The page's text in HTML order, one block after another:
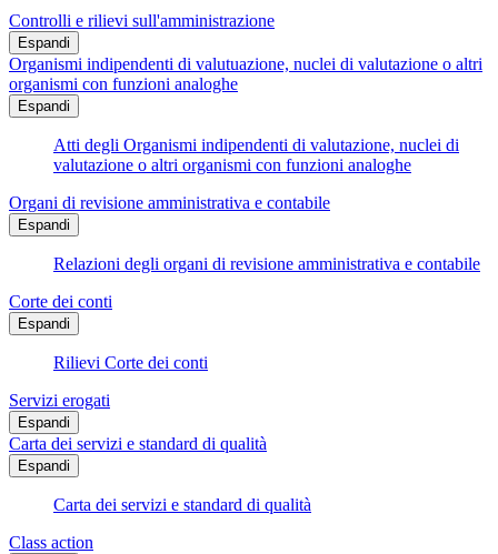
Controlli e rilievi sull'amministrazione
Espandi
Organismi indipendenti di valutuazione, nuclei di valutazione o altri
organismi con funzioni analoghe
Espandi
Atti degli Organismi indipendenti di valutazione, nuclei di
valutazione o altri organismi con funzioni analoghe
Organi di revisione amministrativa e contabile
Espandi
Relazioni degli organi di revisione amministrativa e contabile
Corte dei conti
Espandi
Rilievi Corte dei conti
Servizi erogati
Espandi
Carta dei servizi e standard di qualità
Espandi
Carta dei servizi e standard di qualità
Class action